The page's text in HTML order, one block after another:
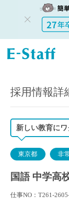
教員採用情
報のイー・
国語 中学高校の非常
採用情報詳
新しい教育に
東京都 非
国語 中学高
仕事NO：T261-